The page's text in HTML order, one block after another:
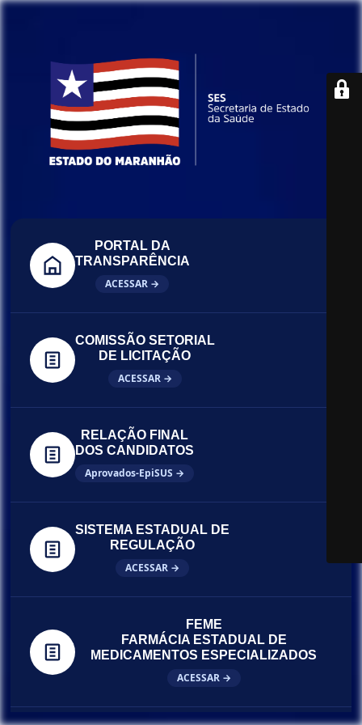
PORTAL DA
TRANSPARÊNCIA
ACESSAR →
COMISSÃO SETORIAL
DE LICITAÇÃO
ACESSAR →
RELAÇÃO FINAL
DOS CANDIDATOS
Aprovados-EpiSUS →
SISTEMA ESTADUAL DE
REGULAÇÃO
ACESSAR →
FEME
FARMÁCIA ESTADUAL DE
MEDICAMENTOS ESPECIALIZADOS
ACESSAR →